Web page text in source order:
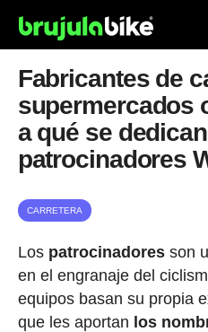
Fabricantes de
supermercados
a qué se
patrocinadores
CARRETERA
Los patrocinadoresson
en el engranaje del
equipos basan su propia
que les aportan los